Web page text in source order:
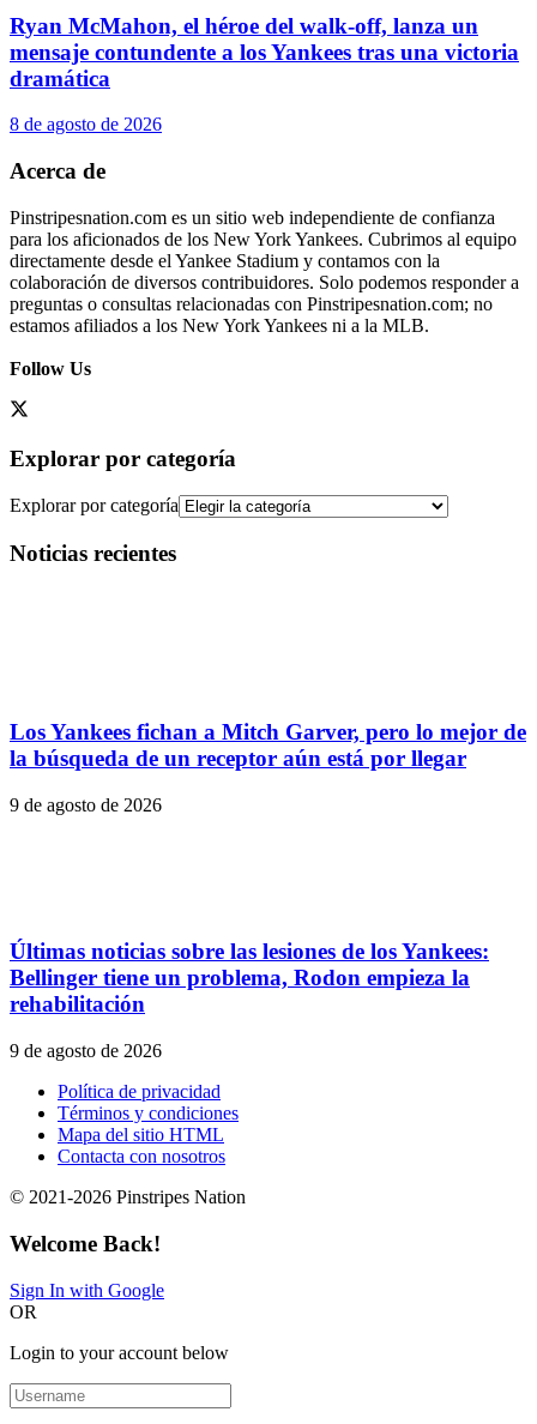
Ryan McMahon, el héroe del walk-off, lanza un
mensaje contundente a los Yankees tras una victoria
dramática
8 de agosto de 2026
Acerca de
Pinstripesnation.com es un sitio web independiente de confianza
para los aficionados de los New York Yankees. Cubrimos al equipo
directamente desde el Yankee Stadium y contamos con la
colaboración de diversos contribuidores. Solo podemos responder a
preguntas o consultas relacionadas con Pinstripesnation.com; no
estamos afiliados a los New York Yankees ni a la MLB.
Follow Us
Explorar por categoría
Explorar por categoría
Noticias recientes
Los Yankees fichan a Mitch Garver, pero lo mejor de
la búsqueda de un receptor aún está por llegar
9 de agosto de 2026
Últimas noticias sobre las lesiones de los Yankees:
Bellinger tiene un problema, Rodon empieza la
rehabilitación
9 de agosto de 2026
Política de privacidad
Términos y condiciones
Mapa del sitio HTML
Contacta con nosotros
© 2021-2026 Pinstripes Nation
Welcome Back!
Sign In with Google
OR
Login to your account below